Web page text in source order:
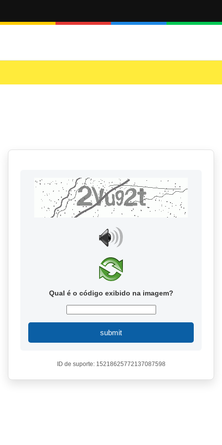
Qual é o código exibido na imagem?
submit
ID de suporte: 15218625772137087598